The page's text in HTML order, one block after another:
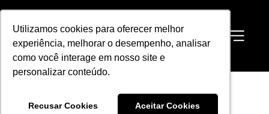
Utilizamos cookies para oferecer melhor
experiência, melhorar o desempenho, analisar
como você interage em nosso site e
personalizar conteúdo.
Recusar Cookies Aceitar Cookies
Utilizamos cookies para oferecer melhor
experiência, melhorar o desempenho, analisar
como você interage em nosso site e
personalizar conteúdo.
Recusar Cookies Aceitar Cookies
EN
INVESTIMENTO IMOBILIÁRIO
→
GENTRIFICAÇÃO X OPORTUNIDADES IMOBILIÁRIAS